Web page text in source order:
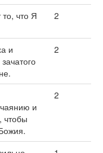
что Я
2
и
2
и
, чтобы
2